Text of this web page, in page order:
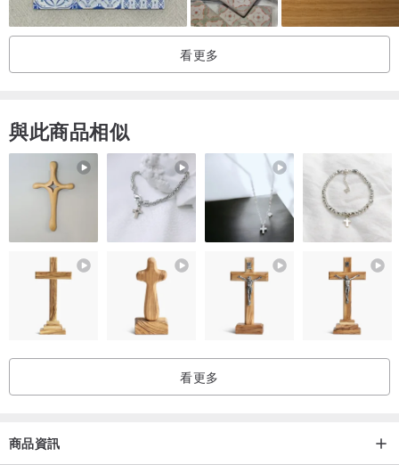
看更多
與此商品相似
看更多
商品資訊